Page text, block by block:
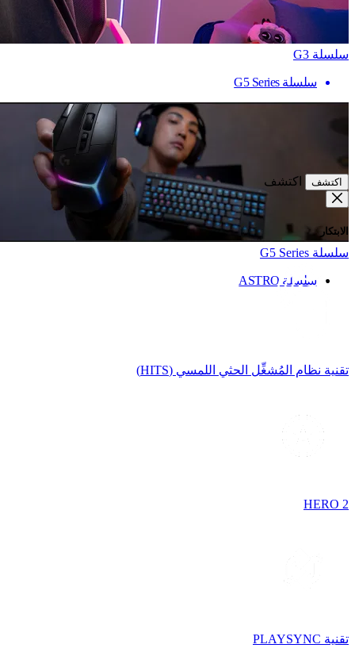
سلسلة G3
سلسلة G5 Series
سلسلة G5 Series
سلسلة ASTRO
اكتشف اكتشف
الابتكار
تقنية نظام المُشغِّل الحثي اللمسي (HITS)
HERO 2
تقنية PLAYSYNC